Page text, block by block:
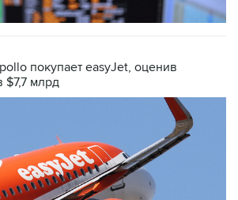
покупает easyJet, оценив
$7,7 млрд